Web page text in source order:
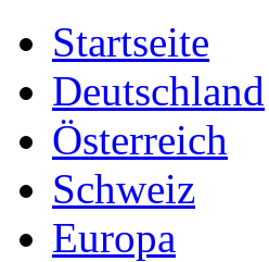
Startseite
Deutschland
Österreich
Schweiz
Europa